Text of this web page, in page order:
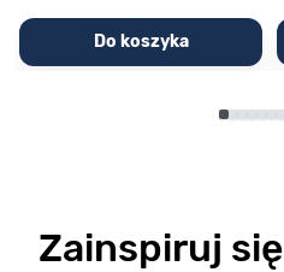
Do koszyka
Zainspiruj się